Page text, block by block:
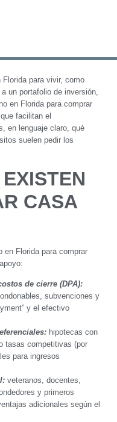
para vivir, como
un portafolio de inversión,
en Florida para comprar
facilitan el
en lenguaje claro, qué
suelen pedir los
CASA
en Florida para comprar
de cierre (DPA):
subvenciones y
y el efectivo
hipotecas con
tasas competitivas (por
para ingresos
veteranos, docentes,
y primeros
adicionales según el